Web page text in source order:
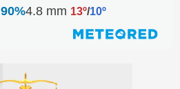
90%4.8 mm 13º/10º